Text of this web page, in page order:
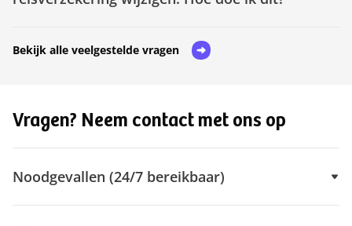
Bekijk alle veelgestelde vragen
Vragen? Neem contact met ons op
Noodgevallen (24/7 bereikbaar)